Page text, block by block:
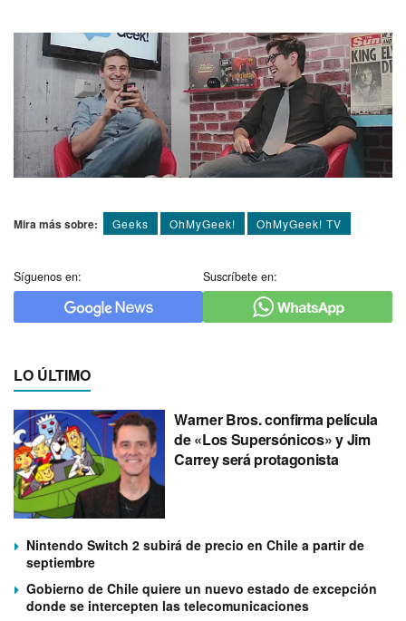
Mira más sobre: Geeks OhMyGeek! OhMyGeek! TV
Síguenos en: Suscríbete en:
LO ÚLTIMO
Warner Bros. confirma película
de «Los Supersónicos» y Jim
Carrey será protagonista
Nintendo Switch 2 subirá de precio en Chile a partir de
septiembre
Gobierno de Chile quiere un nuevo estado de excepción
donde se intercepten las telecomunicaciones